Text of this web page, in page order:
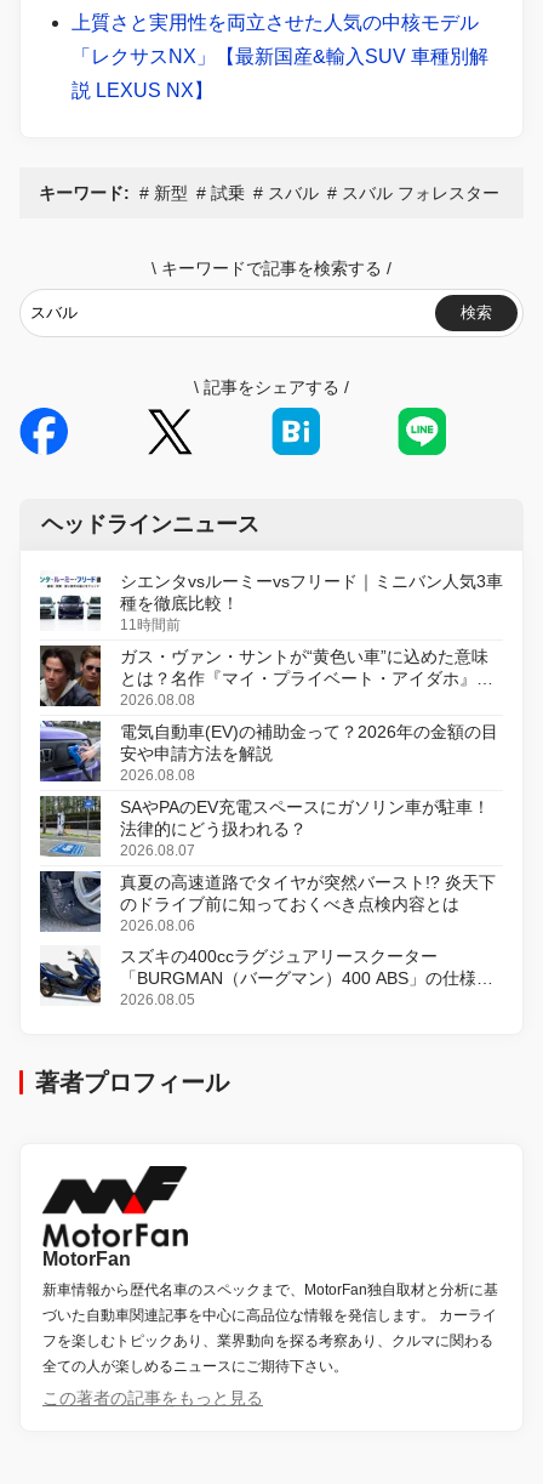
上質さと実用性を両立させた人気の中核モデル
「レクサスNX」【最新国産&輸入SUV 車種別解
説 LEXUS NX】
キーワード: 新型 試乗 スバル スバル フォレスター
\ キーワードで記事を検索する /
検索
\ 記事をシェアする /
ヘッドラインニュース
シエンタvsルーミーvsフリード｜ミニバン人気3車
種を徹底比較！
11時間前
ガス・ヴァン・サントが“黄色い車”に込めた意味
とは？名作『マイ・プライベート・アイダホ』が
初のデジタルリマスター版で復活
2026.08.08
電気自動車(EV)の補助金って？2026年の金額の目
安や申請方法を解説
2026.08.08
SAやPAのEV充電スペースにガソリン車が駐車！
法律的にどう扱われる？
2026.08.07
真夏の高速道路でタイヤが突然バースト!? 炎天下
のドライブ前に知っておくべき点検内容とは
2026.08.06
スズキの400ccラグジュアリースクーター
「BURGMAN（バーグマン）400 ABS」の仕様を
変更し、8月18日に発売
2026.08.05
著者プロフィール
MotorFan
新車情報から歴代名車のスペックまで、MotorFan独自取材と分析に基
づいた自動車関連記事を中心に高品位な情報を発信します。 カーライ
フを楽しむトピックあり、業界動向を探る考察あり、クルマに関わる
全ての人が楽しめるニュースにご期待下さい。
この著者の記事をもっと見る